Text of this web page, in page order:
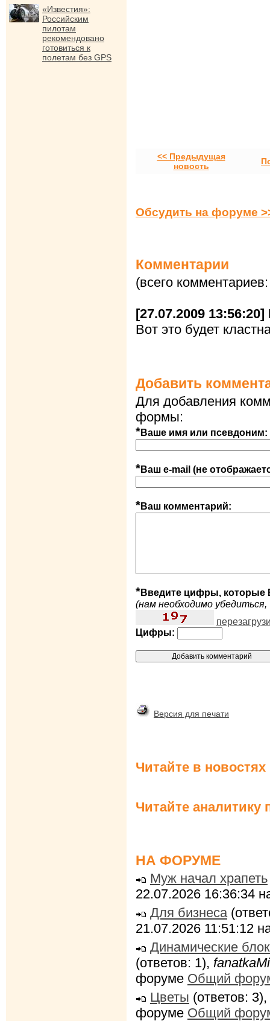
«Известия»:
Российским
пилотам
рекомендовано
готовиться к
полетам без GPS
<< Предыдущая
новость
Обсудить на форуме
Комментарии
(всего
[27.07.2009
Вот это будет
Добавить
Для добавления
формы:
*Ваше имя или псевдоним:
*Ваш e-mail (не
*Ваш комментарий:
*Введите цифры, которые
(нам необходимо
Цифры:
Версия для печати
Читайте в
Читайте аналитику
НА ФОРУМЕ
Муж начал храпеть
22.07.2026 16:36:34
Для бизнеса
21.07.2026 11:51:12
Динамические
(ответов: 1),
форуме Общий
Цветы (ответов: 3),
форуме Общий